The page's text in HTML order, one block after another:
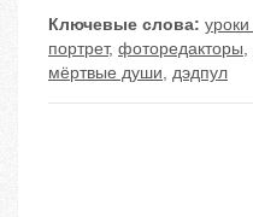
Ключевые слова:
портрет, фоторедакторы,
мёртвые души, дэдпул